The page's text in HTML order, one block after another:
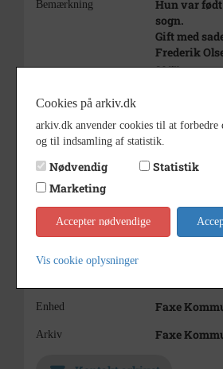
Bemærkning
Hun var født
sogn.
Gift med
Frederik
sogn.
Dateringsnote Anslået
Fotograf Ukendt
Størrelse
Materiale s/h positiv
Enhed Faxe
Arkiv Faxe
Cookies på arkiv.dk
arkiv.dk anvender cookies til at forbedre
og til indsamling af statistik.
Nødvendig
Statistik
Marketing
Accepter nødvendige
Vis cookie oplysninger